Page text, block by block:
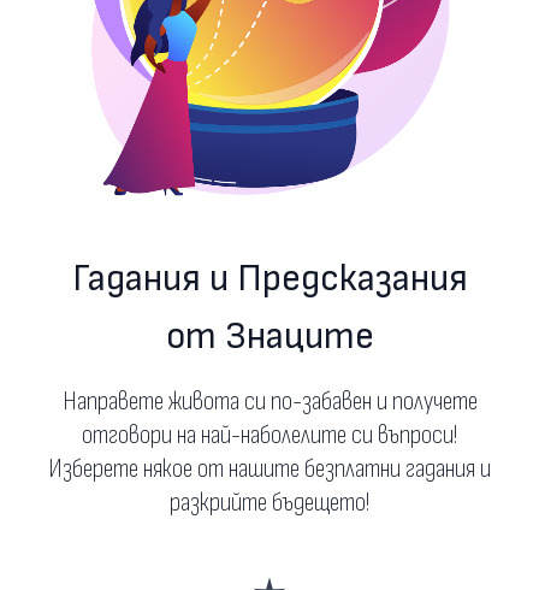
Гадания и Предсказания
от Знаците
Направете живота си по-забавен и получете
отговори на най-наболелите си въпроси!
Изберете някое от нашите безплатни гадания и
разкрийте бъдещето!